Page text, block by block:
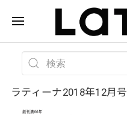
ラティーナ2018年12月号